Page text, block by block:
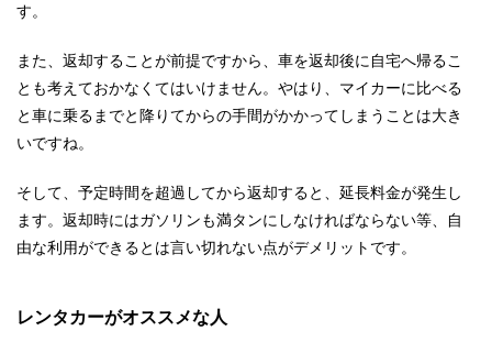
す。
また、返却することが前提ですから、車を返却後に自宅へ帰るこ
とも考えておかなくてはいけません。やはり、マイカーに比べる
と車に乗るまでと降りてからの手間がかかってしまうことは大き
いですね。
そして、予定時間を超過してから返却すると、延長料金が発生し
ます。返却時にはガソリンも満タンにしなければならない等、自
由な利用ができるとは言い切れない点がデメリットです。
レンタカーがオススメな人